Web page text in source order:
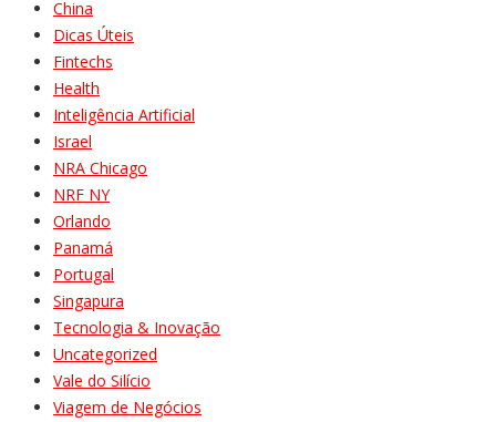
China
Dicas Úteis
Fintechs
Health
Inteligência Artificial
Israel
NRA Chicago
NRF NY
Orlando
Panamá
Portugal
Singapura
Tecnologia & Inovação
Uncategorized
Vale do Silício
Viagem de Negócios